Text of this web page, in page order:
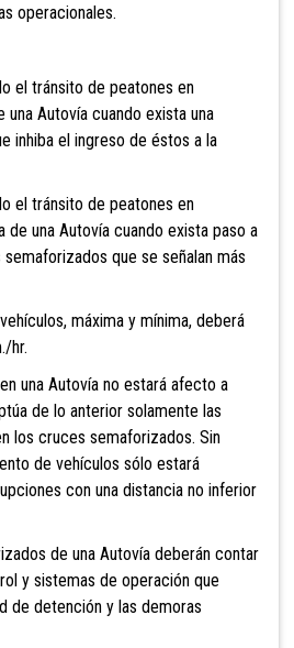
operacionales.
el tránsito de peatones en
una Autovía cuando exista una
inhiba el ingreso de éstos a la
el tránsito de peatones en
de una Autovía cuando exista paso a
que se señalan más
máxima y mínima, deberá
hr.
una Autovía no estará afecto a
de lo anterior solamente las
los cruces semaforizados. Sin
de vehículos sólo estará
con una distancia no inferior
de una Autovía deberán contar
y sistemas de operación que
de detención y las demoras